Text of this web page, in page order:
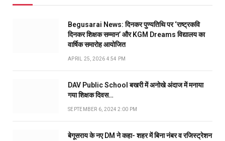
Begusarai News: दिनकर पुण्यतिथि पर ‘राष्ट्रकवि
दिनकर शिक्षक सम्मान’ और KGM Dreams विद्यालय का
वार्षिक समारोह आयोजित
APRIL 25, 2026 4:54 PM
DAV Public School बखरी में अनोखे अंदाज में मनाया
गया शिक्षक दिवस…
SEPTEMBER 6, 2024 2:00 PM
बेगूसराय के नए DM ने कहा- शहर में बिना नंबर व रजिस्ट्रेशन